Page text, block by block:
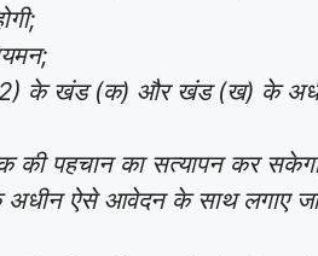
(2) के खंड (क) और खंड (ख) के
की पहचान का सत्यापन कर
अधीन ऐसे आवेदन के साथ लगाए